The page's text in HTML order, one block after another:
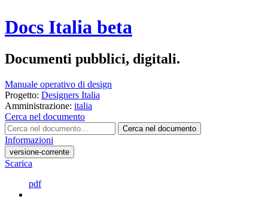
Docs Italia beta
Documenti pubblici, digitali.
Manuale operativo di design
Progetto: Designers Italia
Amministrazione: italia
Cerca nel documento
Cerca nel documento
Informazioni
versione-corrente
Scarica
pdf